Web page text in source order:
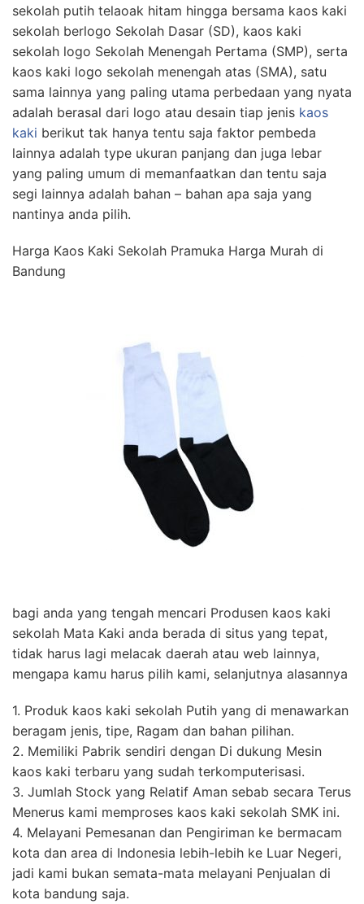
sekolah putih telaoak hitam hingga bersama kaos kaki
sekolah berlogo Sekolah Dasar (SD), kaos kaki
sekolah logo Sekolah Menengah Pertama (SMP), serta
kaos kaki logo sekolah menengah atas (SMA), satu
sama lainnya yang paling utama perbedaan yang nyata
adalah berasal dari logo atau desain tiap jenis kaos
kaki berikut tak hanya tentu saja faktor pembeda
lainnya adalah type ukuran panjang dan juga lebar
yang paling umum di memanfaatkan dan tentu saja
segi lainnya adalah bahan – bahan apa saja yang
nantinya anda pilih.
Harga Kaos Kaki Sekolah Pramuka Harga Murah di
Bandung
bagi anda yang tengah mencari Produsen kaos kaki
sekolah Mata Kaki anda berada di situs yang tepat,
tidak harus lagi melacak daerah atau web lainnya,
mengapa kamu harus pilih kami, selanjutnya alasannya
1. Produk kaos kaki sekolah Putih yang di menawarkan
beragam jenis, tipe, Ragam dan bahan pilihan.
2. Memiliki Pabrik sendiri dengan Di dukung Mesin
kaos kaki terbaru yang sudah terkomputerisasi.
3. Jumlah Stock yang Relatif Aman sebab secara Terus
Menerus kami memproses kaos kaki sekolah SMK ini.
4. Melayani Pemesanan dan Pengiriman ke bermacam
kota dan area di Indonesia lebih-lebih ke Luar Negeri,
jadi kami bukan semata-mata melayani Penjualan di
kota bandung saja.